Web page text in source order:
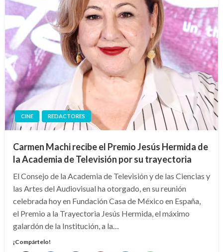
CINE REDACTORES
Carmen Machi recibe el Premio Jesús Hermida de
la Academia de Televisión por su trayectoria
El Consejo de la Academia de Televisión y de las Ciencias y
las Artes del Audiovisual ha otorgado, en su reunión
celebrada hoy en Fundación Casa de México en España,
el Premio a la Trayectoria Jesús Hermida, el máximo
galardón de la Institución, a la…
¡Compártelo!